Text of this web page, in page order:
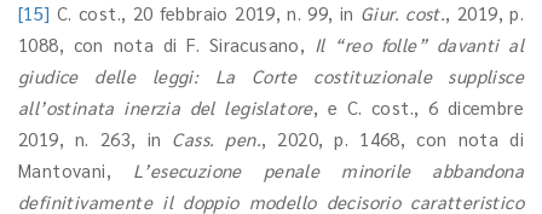
[15] C. cost., 20 febbraio 2019, n. 99, in Giur. cost., 2019, p.
1088, con nota di F. Siracusano, Il “reo folle” davanti al
giudice delle leggi: La Corte costituzionale supplisce
all’ostinata inerzia del legislatore, e C. cost., 6 dicembre
2019, n. 263, in Cass. pen., 2020, p. 1468, con nota di
Mantovani, L ’esecuzione penale minorile abbandona
definitivamente il doppio modello decisorio caratteristico